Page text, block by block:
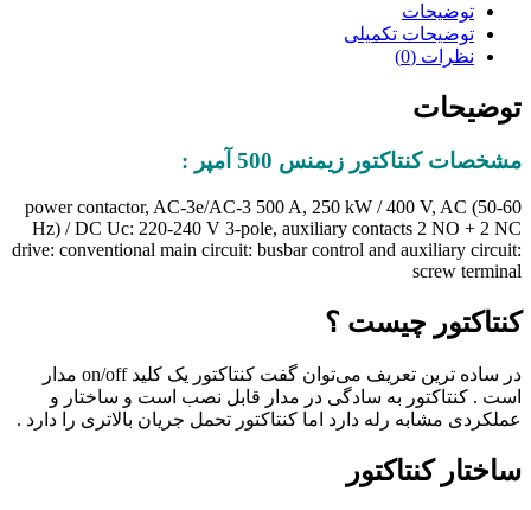
توضیحات
توضیحات تکمیلی
نظرات (0)
توضیحات
مشخصات کنتاکتور زیمنس 500 آمپر :
power contactor, AC-3e/AC-3 500 A, 250 kW / 400 V, AC (50-60
Hz) / DC Uc: 220-240 V 3-pole, auxiliary contacts 2 NO + 2 NC
drive: conventional main circuit: busbar control and auxiliary circuit:
screw terminal
کنتاکتور چیست ؟
در ساده ترین تعریف می‌توان گفت کنتاکتور یک کلید on/off مدار
است . کنتاکتور به سادگی در مدار قابل نصب است و ساختار و
عملکردی مشابه رله دارد اما کنتاکتور تحمل جریان بالاتری را دارد .
ساختار کنتاکتور